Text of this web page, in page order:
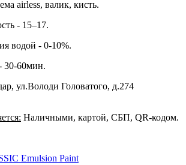
airless, валик, кисть.
- 15–17.
водой - 0-10%.
30-60мин.
ул.Володи Головатого, д.274
Наличными, картой, СБП, QR-кодом.